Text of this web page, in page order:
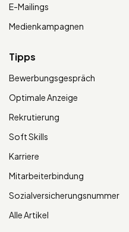
E-Mailings
Medienkampagnen
Tipps
Bewerbungsgespräch
Optimale Anzeige
Rekrutierung
Soft Skills
Karriere
Mitarbeiterbindung
Sozialversicherungsnummer
Alle Artikel